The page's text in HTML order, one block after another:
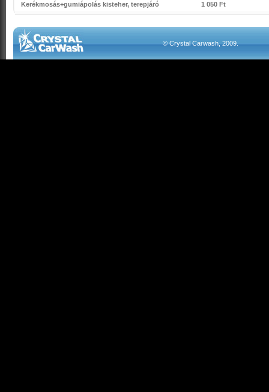
Kerékmosás+gumiápolás kisteher, terepjáró 1 050 Ft
© Crystal Carwash, 2009.